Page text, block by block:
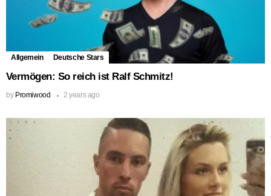
Allgemein Deutsche Stars
Vermögen: So reich ist Ralf Schmitz!
by Promiwood 2 years ago